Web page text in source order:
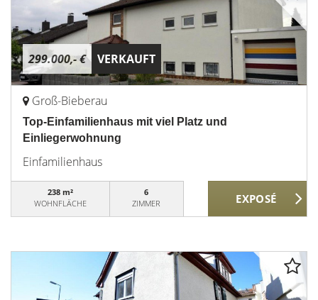
299.000,- € VERKAUFT
Groß-Bieberau
Top-Einfamilienhaus mit viel Platz und
Einliegerwohnung
Einfamilienhaus
238 m²
WOHNFLÄCHE
6
ZIMMER